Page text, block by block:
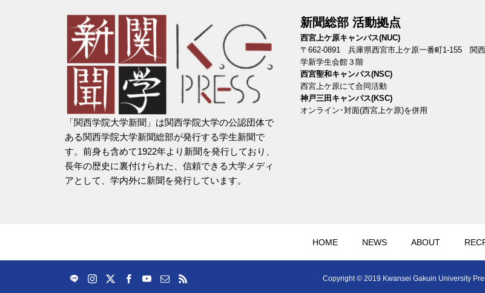
「関西学院大学新聞」は関西学院大学の公認団体で
ある関西学院大学新聞総部が発行する学生新聞で
す。前身も含めて1922年より新聞を発行しており、
長年の歴史に裏付けられた、信頼できる大学メディ
アとして、学内外に新聞を発行しています。
新聞総部 活動拠点
西宮上ケ原キャンパス(NUC)
〒662-0891 兵庫県西宮市上ケ原一番町1-155 関
学新学生会館３階
西宮聖和キャンパス(NSC)
西宮上ケ原にて合同活動
神戸三田キャンパス(KSC)
オンライン･対面(西宮上ケ原)を併用
HOME NEWS ABOUT
Copyright © 2019 Kwansei Gakuin University